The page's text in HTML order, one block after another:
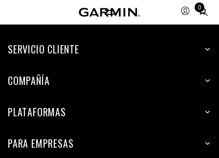
0
Total
items
cart:
SERVICIO CLIENTE
COMPAÑÍA
PLATAFORMAS
PARA EMPRESAS